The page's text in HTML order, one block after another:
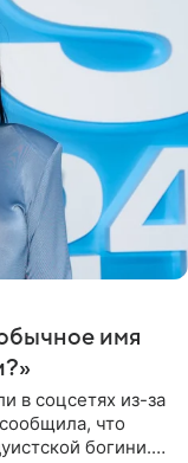
имя
в соцсетях из-за
что
богини.